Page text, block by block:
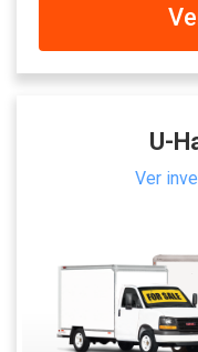
U-
Ver